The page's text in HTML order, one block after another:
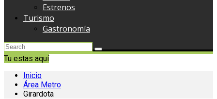
Estrenos
Turismo
Gastronomía
Tu estas aquí
Inicio
Área Metro
Girardota